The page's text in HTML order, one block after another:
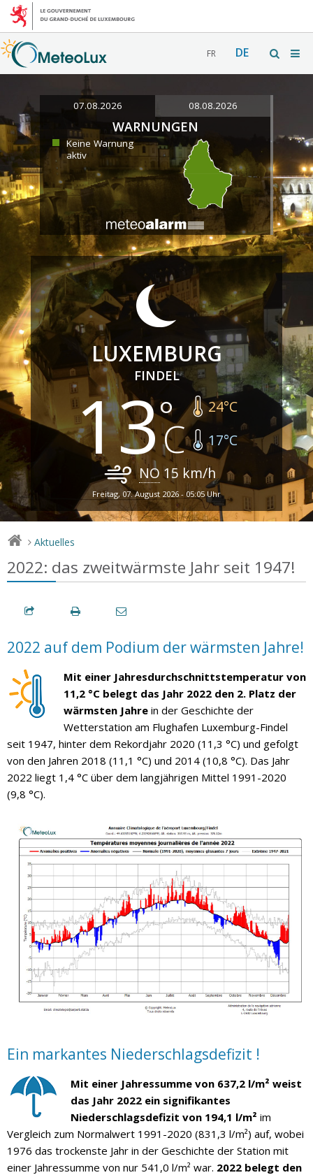
FR DE
07.08.2026 08.08.2026
WARNUNGEN
Keine Warnung
aktiv
LUXEMBURG
FINDEL
13 24°C
17°C
NO 15 km/h
Freitag, 07. August 2026 - 05:05 Uhr
> Aktuelles
2022: das zweitwärmste Jahr seit 1947!
2022 auf dem Podium der wärmsten Jahre!
Mit einer Jahresdurchschnittstemperatur von
11,2 °C belegt das Jahr 2022 den 2. Platz der
wärmsten Jahre in der Geschichte der
Wetterstation am Flughafen Luxemburg-Findel
seit 1947, hinter dem Rekordjahr 2020 (11,3 °C) und gefolgt
von den Jahren 2018 (11,1 °C) und 2014 (10,8 °C). Das Jahr
2022 liegt 1,4 °C über dem langjährigen Mittel 1991-2020
(9,8 °C).
Ein markantes Niederschlagsdefizit !
Mit einer Jahressumme von 637,2 l/m² weist
das Jahr 2022 ein signifikantes
Niederschlagsdefizit von 194,1 l/m² im
Vergleich zum Normalwert 1991-2020 (831,3 l/m²) auf, wobei
1976 das trockenste Jahr in der Geschichte der Station mit
einer Jahressumme von nur 541,0 l/m² war. 2022 belegt den